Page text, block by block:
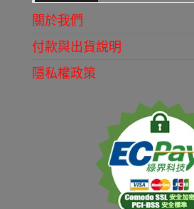
關於我們
付款與出貨說明
隱私權政策